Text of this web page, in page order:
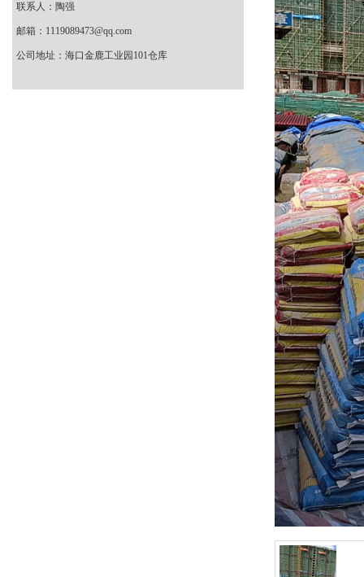
联系人：陶强
邮箱：1119089473@qq.com
公司地址：海口金鹿工业园101仓库